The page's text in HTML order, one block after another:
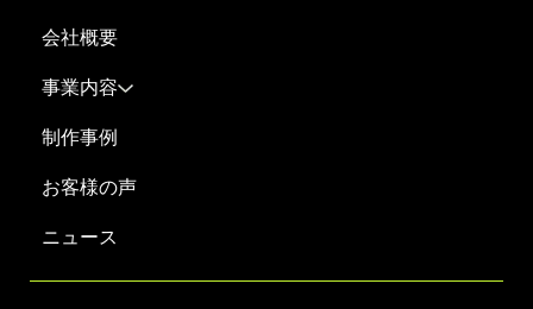
会社概要
事業内容
制作事例
お客様の声
ニュース